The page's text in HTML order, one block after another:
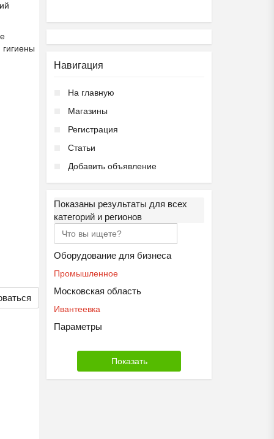
Навигация
На главную
Магазины
Регистрация
Статьи
Добавить объявление
Показаны результаты для всех
категорий и регионов
Оборудование для бизнеса
Промышленное
Московская область
Ивантеевка
Параметры